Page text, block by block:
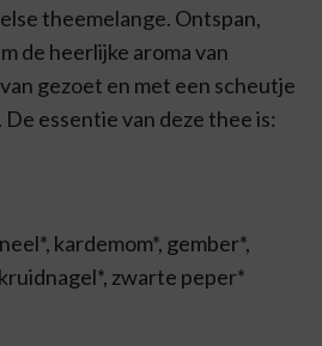
theemelange. Ontspan,
de heerlijke aroma van
gezoet en met een scheutje
essentie van deze thee is:
kardemom*, gember*,
zwarte peper*